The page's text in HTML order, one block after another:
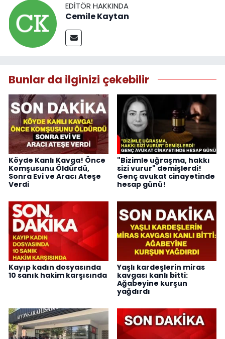
EDITÖR HAKKINDA
Cemile Kaytan
Bunlar da ilginizi çekebilir
Köyde Kanlı Kavga! Önce
Komşusunu Öldürdü,
Sonra Evi ve Aracı Ateşe
Verdi
"Bizimle uğraşma, hakkı
sizi vurur" demişlerdi!
Genç avukat cinayetinde
hesap günü!
Kayıp kadın dosyasında
10 sanık hakim karşısında
Yaşlı kardeşlerin miras
kavgası kanlı bitti:
Ağabeyine kurşun
yağdırdı